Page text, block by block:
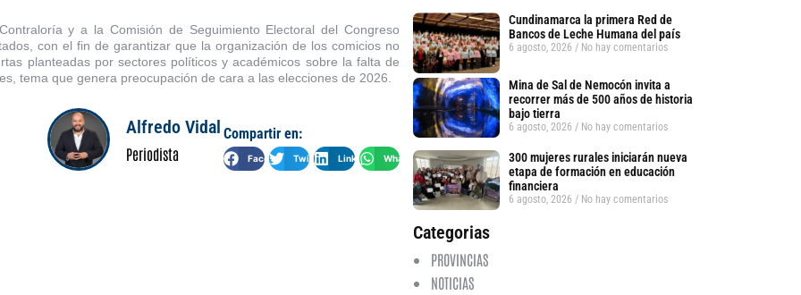
y a la Comisión de Seguimiento Electoral del Congreso
con el fin de garantizar que la organización de los comicios no
planteadas por sectores políticos y académicos sobre la falta de
tema que genera preocupación de cara a las elecciones de 2026.
Alfredo Vidal
Periodista
Compartir en:
Facebook Twitter LinkedIn WhatsApp
Cundinamarca la primera Red de
Bancos de Leche Humana del país
6 agosto, 2026 No hay comentarios
Mina de Sal de Nemocón invita a
recorrer más de 500 años de historia
bajo tierra
6 agosto, 2026 No hay comentarios
300 mujeres rurales iniciarán nueva
etapa de formación en educación
financiera
6 agosto, 2026 No hay comentarios
Categorias
PROVINCIAS
NOTICIAS